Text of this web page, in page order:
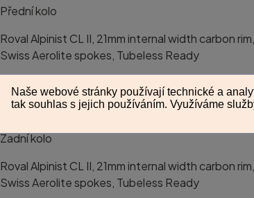
Přední kolo
Roval Alpinist CL II, 21mm internal width carbon
Swiss Aerolite spokes, Tubeless Ready
S-works Turbo 2BR, 700x28mm
Zadní kolo
Roval Alpinist CL II, 21mm internal width carbon
Swiss Aerolite spokes, Tubeless Ready